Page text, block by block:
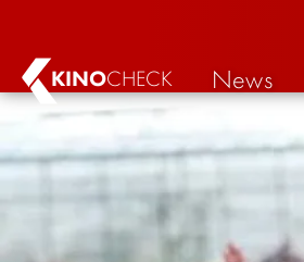
KINOCHECK News